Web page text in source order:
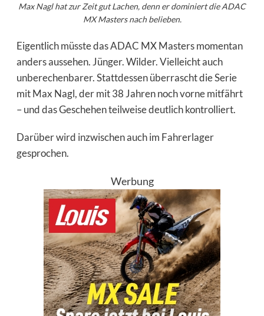
Max Nagl hat zur Zeit gut Lachen, denn er dominiert die ADAC
MX Masters nach belieben.
Eigentlich müsste das ADAC MX Masters momentan
anders aussehen. Jünger. Wilder. Vielleicht auch
unberechenbarer. Stattdessen überrascht die Serie
mit Max Nagl, der mit 38 Jahren noch vorne mitfährt
– und das Geschehen teilweise deutlich kontrolliert.
Darüber wird inzwischen auch im Fahrerlager
gesprochen.
Werbung